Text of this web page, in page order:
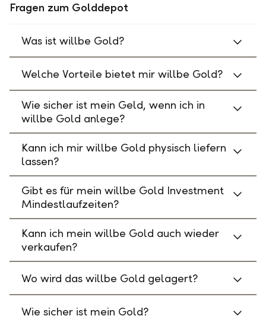
Fragen zum Golddepot
Was ist willbe Gold?
Welche Vorteile bietet mir willbe Gold?
Wie sicher ist mein Geld, wenn ich in
willbe Gold anlege?
Kann ich mir willbe Gold physisch liefern
lassen?
Gibt es für mein willbe Gold Investment
Mindestlaufzeiten?
Kann ich mein willbe Gold auch wieder
verkaufen?
Wo wird das willbe Gold gelagert?
Wie sicher ist mein Gold?